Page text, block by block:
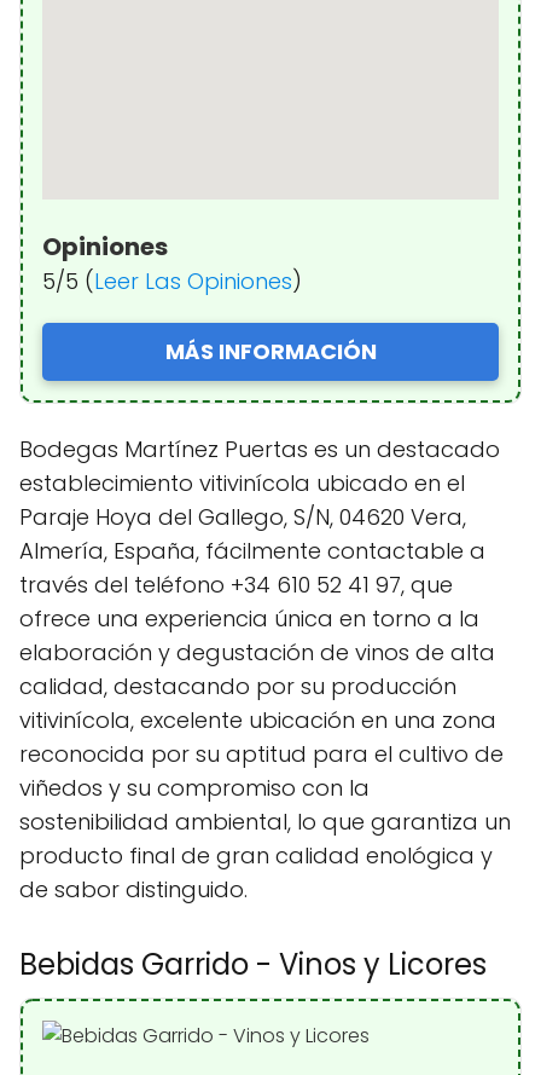
Opiniones
5/5 (Leer Las Opiniones)
MÁS INFORMACIÓN
Bodegas Martínez Puertas es un destacado
establecimiento vitivinícola ubicado en el
Paraje Hoya del Gallego, S/N, 04620 Vera,
Almería, España, fácilmente contactable a
través del teléfono +34 610 52 41 97, que
ofrece una experiencia única en torno a la
elaboración y degustación de vinos de alta
calidad, destacando por su producción
vitivinícola, excelente ubicación en una zona
reconocida por su aptitud para el cultivo de
viñedos y su compromiso con la
sostenibilidad ambiental, lo que garantiza un
producto final de gran calidad enológica y
de sabor distinguido.
Bebidas Garrido - Vinos y Licores